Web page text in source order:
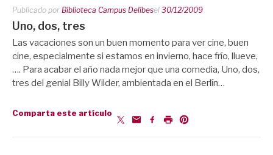
Publicado por Biblioteca Campus Delibesel 30/12/2009
Uno, dos, tres
Las vacaciones son un buen momento para ver cine, buen
cine, especialmente si estamos en invierno, hace frío, llueve,
…. Para acabar el año nada mejor que una comedia, Uno, dos,
tres del genial Billy Wilder, ambientada en el Berlín…
Comparta este artículo